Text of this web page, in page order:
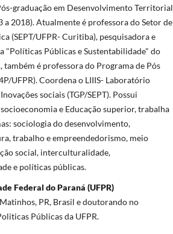
graduação em Desenvolvimento Territorial
2018). Atualmente é professora do Setor de
(SEPT/UFPR- Curitiba), pesquisadora e
"Políticas Públicas e Sustentabilidade" do
também é professora do Programa de Pós
UFPR). Coordena o LIIIS- Laboratório
sociais (TGP/SEPT). Possui
e Educação superior, trabalha
sociologia do desenvolvimento,
trabalho e empreendedorismo, meio
social, interculturalidade,
e políticas públicas.
Federal do Paraná (UFPR)
PR, Brasil e doutorando no
Públicas da UFPR.